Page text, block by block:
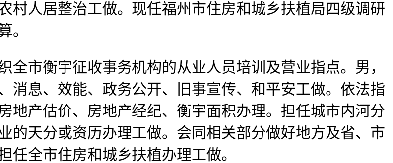
村人居整治工做。现任福州市住房和城乡扶植局四级调研
。
市衡宇征收事务机构的从业人员培训及营业指点。男，
消息、效能、政务公开、旧事宣传、和平安工做。依法指
地产估价、房地产经纪、衡宇面积办理。担任城市内河分
的天分或资历办理工做。会同相关部分做好地方及省、市
任全市住房和城乡扶植办理工做。